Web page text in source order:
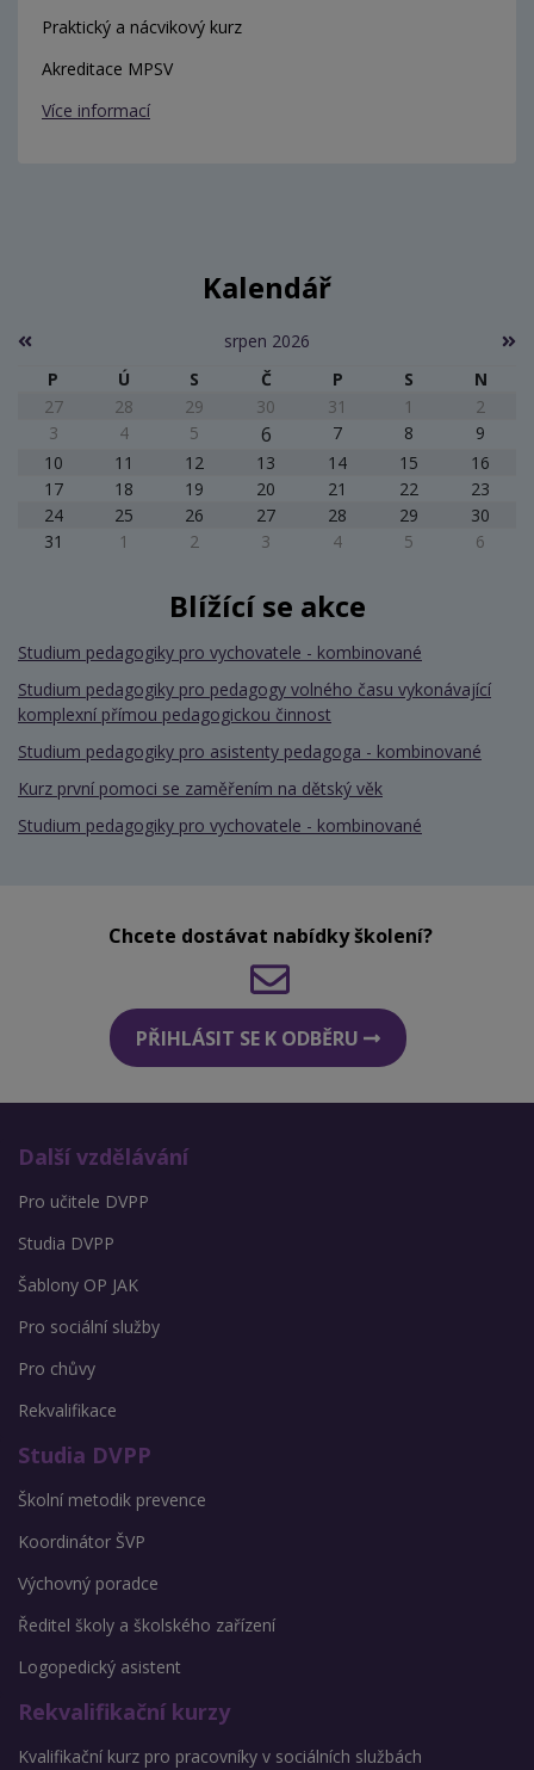
Praktický a nácvikový kurz
Akreditace MPSV
Více informací
Kalendář
srpen 2026
P
Ú S Č P S
N
27
28 29 30 31 1
2
3
4 5 6 7 8
9
10
11 12 13 14 15
16
17
18 19 20 21 22
23
24
25 26 27 28 29
30
31
1 2 3 4 5 6
Blížící se akce
Studium pedagogiky pro vychovatele - kombinované
Studium pedagogiky pro pedagogy volného času vykonávající
komplexní přímou pedagogickou činnost
Studium pedagogiky pro asistenty pedagoga - kombinované
Kurz první pomoci se zaměřením na dětský věk
Studium pedagogiky pro vychovatele - kombinované
Chcete dostávat nabídky školení?
PŘIHLÁSIT SE K ODBĚRU
Další vzdělávání
Pro učitele DVPP
Studia DVPP
Šablony OP JAK
Pro sociální služby
Pro chůvy
Rekvalifikace
Studia DVPP
Školní metodik prevence
Koordinátor ŠVP
Výchovný poradce
Ředitel školy a školského zařízení
Logopedický asistent
Rekvalifikační kurzy
Kvalifikační kurz pro pracovníky v sociálních službách